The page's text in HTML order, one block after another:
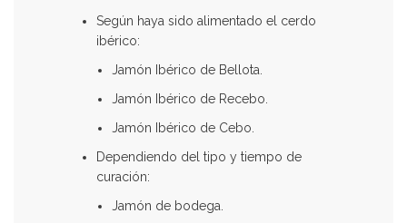
Según haya sido alimentado el cerdo
ibérico:
Jamón Ibérico de Bellota.
Jamón Ibérico de Recebo.
Jamón Ibérico de Cebo.
Dependiendo del tipo y tiempo de
curación:
Jamón de bodega.